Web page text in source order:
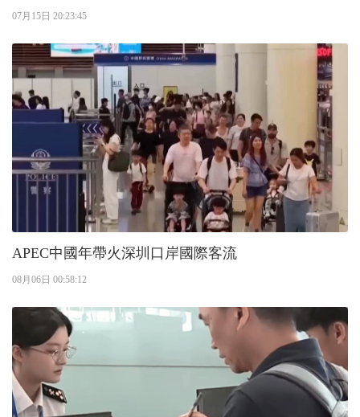
07月15日 20:23:45
APEC中國年帶火深圳口岸國際客流
08月06日 00:58:12